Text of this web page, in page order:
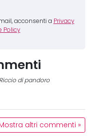
acconsenti a Privacy
Policy
di pandoro
altri commenti »